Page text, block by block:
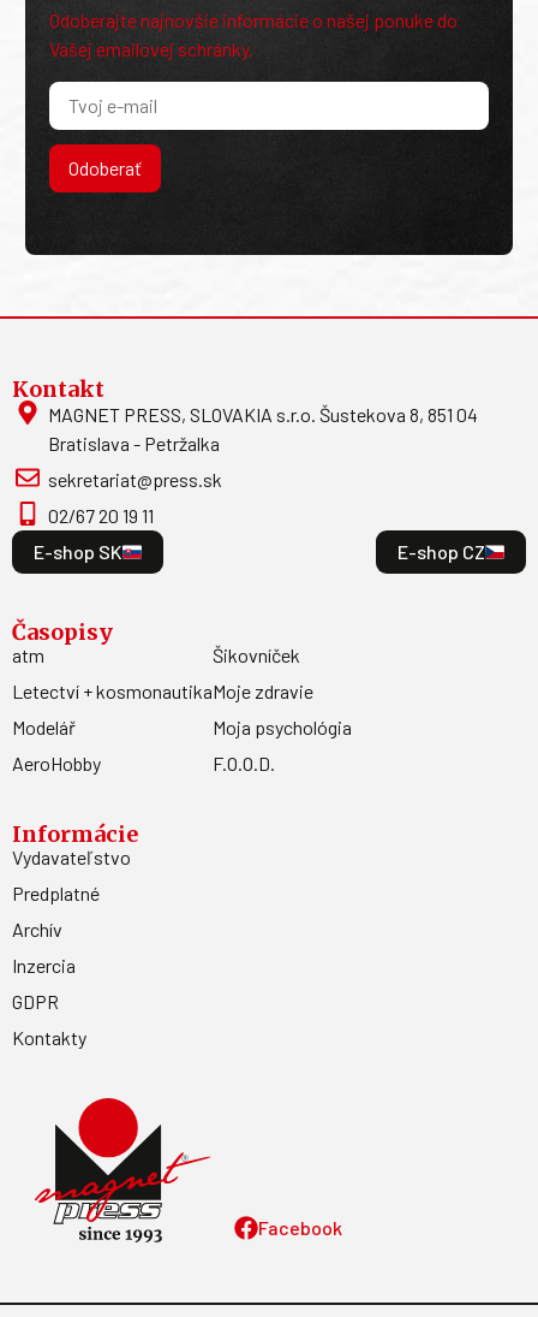
Odoberajte najnovšie informácie o našej ponuke do
Vašej emailovej schránky.
Odoberať
Facebook
Kontakt
MAGNET PRESS, SLOVAKIA s.r.o. Šustekova 8, 851 04
Bratislava - Petržalka
sekretariat@press.sk
02/67 20 19 11
E-shop SK
E-shop CZ
Časopisy
atm
Letectví + kosmonautika
Modelář
AeroHobby
Šikovníček
Moje zdravie
Moja psychológia
F.O.O.D.
Informácie
Vydavateľstvo
Predplatné
Archív
Inzercia
GDPR
Kontakty